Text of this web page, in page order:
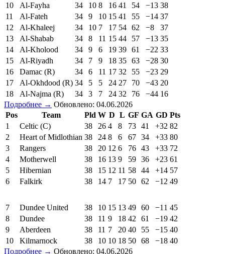
10
Al-Fayha 34 10 8 16 41 54 −13 38
11
Al-Fateh 34 9 10 15 41 55 −14 37
12
Al-Khaleej 34 10 7 17 54 62 −8
37
13
Al-Shabab 34 8 11 15 44 57 −13 35
14
Al-Kholood 34 9 6 19 39 61 −22 33
15
Al-Riyadh 34 7 9 18 35 63 −28 30
16
Damac (R) 34 6 11 17 32 55 −23 29
17
Al-Okhdood (R) 34 5 5 24 27 70 −43 20
18
Al-Najma (R) 34 3 7 24 32 76 −44 16
Подробнее → Обновлено: 04.06.2026
Pos
Team Pld W D L GF GA GD Pts
1
Celtic (C) 38 26 4 8 73 41 +32 82
2
Heart of Midlothian 38 24 8 6 67 34 +33 80
3
Rangers 38 20 12 6 76 43 +33 72
4
Motherwell 38 16 13 9 59 36 +23 61
5
Hibernian 38 15 12 11 58 44 +14 57
6
Falkirk 38 14 7 17 50 62 −12 49
7 Dundee United 38 10 15 13 49 60 −11 45
8
Dundee 38 11 9 18 42 61 −19 42
9
Aberdeen 38 11 7 20 40 55 −15 40
10
Kilmarnock 38 10 10 18 50 68 −18 40
Подробнее → Обновлено: 04.06.2026